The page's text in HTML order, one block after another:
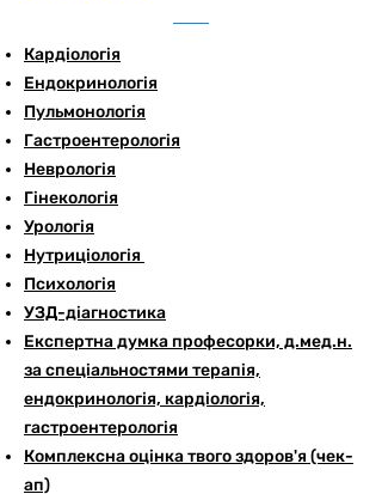
Кардіологія
Ендокринологія
Пульмонологія
Гастроентерологія
Неврологія
Гінекологія
Урологія
Нутриціологія
Психологія
УЗД-діагностика
Експертна думка професорки, д.мед.н.
за спеціальностями терапія,
ендокринологія, кардіологія,
гастроентерологія
Комплексна оцінка твого здоров'я (чек-
ап)